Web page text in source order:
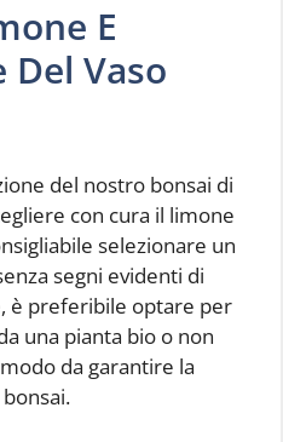
E
Del Vaso
del nostro bonsai di
con cura il limone
selezionare un
segni evidenti di
è preferibile optare per
una pianta bio o non
da garantire la